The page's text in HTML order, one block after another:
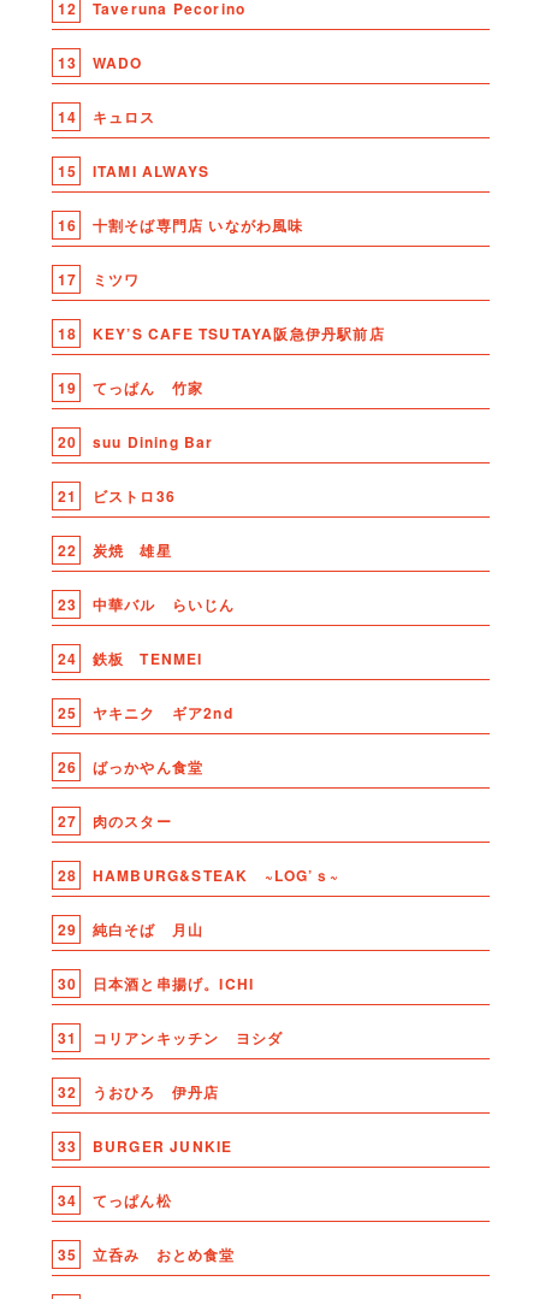
12 Taveruna Pecorino
13 WADO
14 キュロス
15 ITAMI ALWAYS
16 十割そば専門店 いながわ風味
17 ミツワ
18 KEY’S CAFE TSUTAYA阪急伊丹駅前店
19 てっぱん 竹家
20 suu Dining Bar
21 ビストロ36
22 炭焼 雄星
23 中華バル らいじん
24 鉄板 TENMEI
25 ヤキニク ギア2nd
26 ばっかやん食堂
27 肉のスター
28 HAMBURG&STEAK ~LOG’ｓ~
29 純白そば 月山
30 日本酒と串揚げ。ICHI
31 コリアンキッチン ヨシダ
32 うおひろ 伊丹店
33 BURGER JUNKIE
34 てっぱん松
35 立呑み おとめ食堂